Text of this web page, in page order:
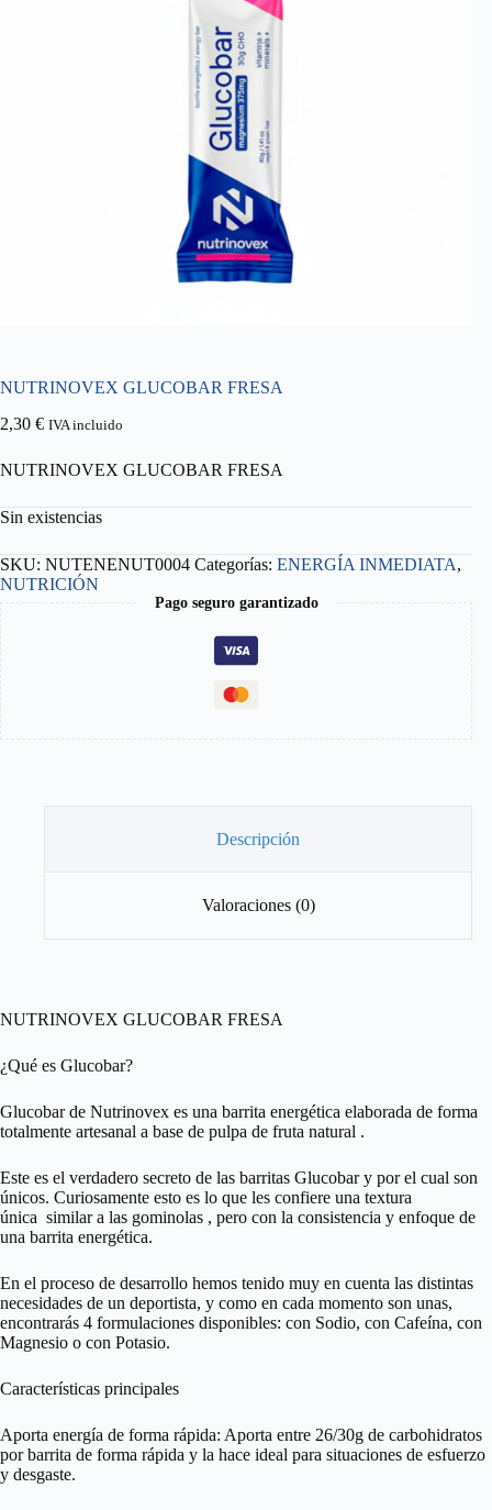
NUTRINOVEX GLUCOBAR FRESA
2,30 € IVA incluido
NUTRINOVEX GLUCOBAR FRESA
Sin existencias
SKU: NUTENENUT0004 Categorías: ENERGÍA INMEDIATA,
NUTRICIÓN
Pago seguro garantizado
Descripción
Valoraciones (0)
NUTRINOVEX GLUCOBAR FRESA
¿Qué es Glucobar?
Glucobar de Nutrinovex es una barrita energética elaborada de forma
totalmente artesanal a base de pulpa de fruta natural .
Este es el verdadero secreto de las barritas Glucobar y por el cual son
únicos. Curiosamente esto es lo que les confiere una textura
única similar a las gominolas , pero con la consistencia y enfoque de
una barrita energética.
En el proceso de desarrollo hemos tenido muy en cuenta las distintas
necesidades de un deportista, y como en cada momento son unas,
encontrarás 4 formulaciones disponibles: con Sodio, con Cafeína, con
Magnesio o con Potasio.
Características principales
Aporta energía de forma rápida: Aporta entre 26/30g de carbohidratos
por barrita de forma rápida y la hace ideal para situaciones de esfuerzo
y desgaste.